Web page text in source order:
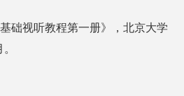
础视听教程第一册》，北京大学